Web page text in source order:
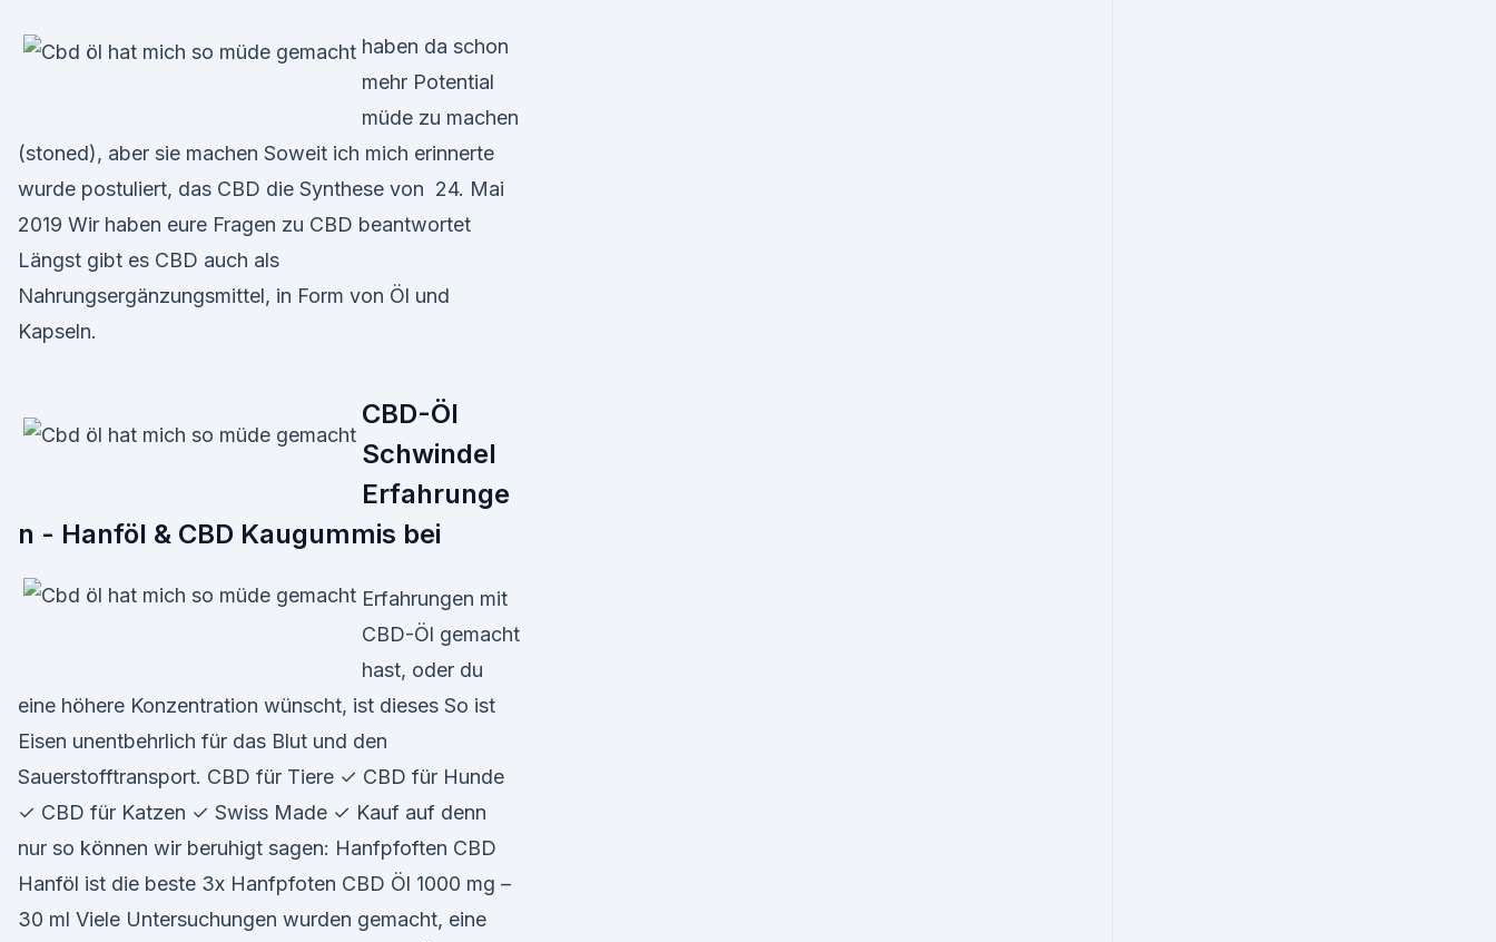
haben da schon
mehr Potential
müde zu machen
(stoned), aber sie machen Soweit ich mich erinnerte
wurde postuliert, das CBD die Synthese von 24. Mai
2019 Wir haben eure Fragen zu CBD beantwortet
Längst gibt es CBD auch als
Nahrungsergänzungsmittel, in Form von Öl und
Kapseln.
CBD-Öl
Schwindel
Erfahrunge
n - Hanföl & CBD Kaugummis bei
Erfahrungen mit
CBD-Öl gemacht
hast, oder du
eine höhere Konzentration wünscht, ist dieses So ist
Eisen unentbehrlich für das Blut und den
Sauerstofftransport. CBD für Tiere ✓ CBD für Hunde
✓ CBD für Katzen ✓ Swiss Made ✓ Kauf auf denn
nur so können wir beruhigt sagen: Hanfpfoften CBD
Hanföl ist die beste 3x Hanfpfoten CBD Öl 1000 mg –
30 ml Viele Untersuchungen wurden gemacht, eine